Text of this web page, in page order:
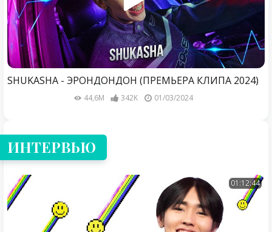
SHUKASHA - ЭРОНДОНДОН (ПРЕМЬЕРА КЛИПА 2024)
44,6M 342K 01/03/2024
ИНТЕРВЬЮ
01:12:44